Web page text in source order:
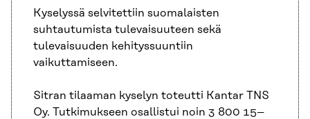
Kyselyssä selvitettiin suomalaisten
suhtautumista tulevaisuuteen sekä
tulevaisuuden kehityssuuntiin
vaikuttamiseen.
Sitran tilaaman kyselyn toteutti Kantar TNS
Oy. Tutkimukseen osallistui noin 3 800 15–